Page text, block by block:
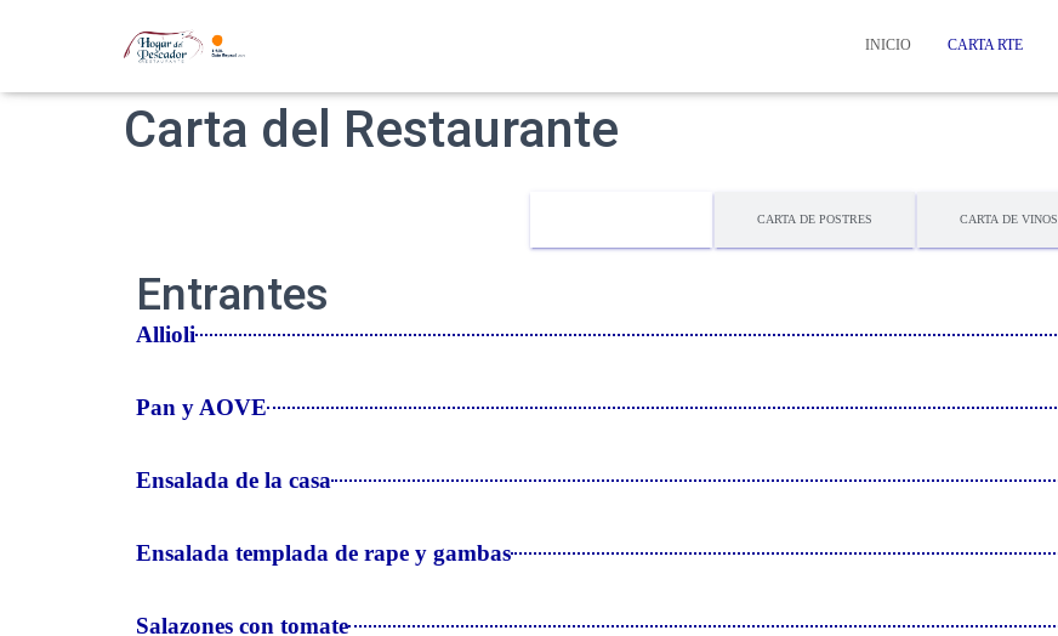
INICIO CARTA RTE
Carta del Restaurante
CARTA DE POSTRES CARTA DE VINOS
Entrantes
Allioli
Pan y AOVE
Ensalada de la casa
Ensalada templada de rape y gambas
Salazones con tomate